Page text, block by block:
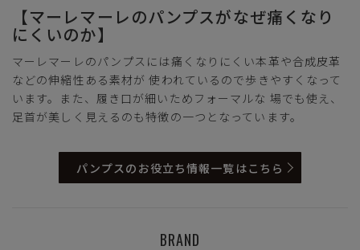
【マーレマーレのパンプスがなぜ痛くなり
にくいのか】
マーレマーレのパンプスには痛くなりにくい本革や合成皮革
などの伸縮性ある素材が 使われているので歩きやすくなって
います。また、履き口が細いためフォーマルな 場でも使え、
足首が美しく見えるのも特徴の一つとなっています。
パンプスのお役立ち情報一覧はこちら
BRAND